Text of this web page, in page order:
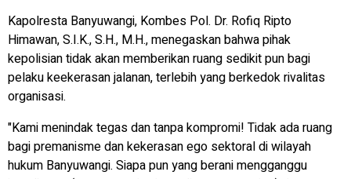
Kapolresta Banyuwangi, Kombes Pol. Dr. Rofiq Ripto
Himawan, S.I.K., S.H., M.H., menegaskan bahwa pihak
kepolisian tidak akan memberikan ruang sedikit pun bagi
pelaku keekerasan jalanan, terlebih yang berkedok rivalitas
organisasi.
"Kami menindak tegas dan tanpa kompromi! Tidak ada ruang
bagi premanisme dan kekerasan ego sektoral di wilayah
hukum Banyuwangi. Siapa pun yang berani mengganggu